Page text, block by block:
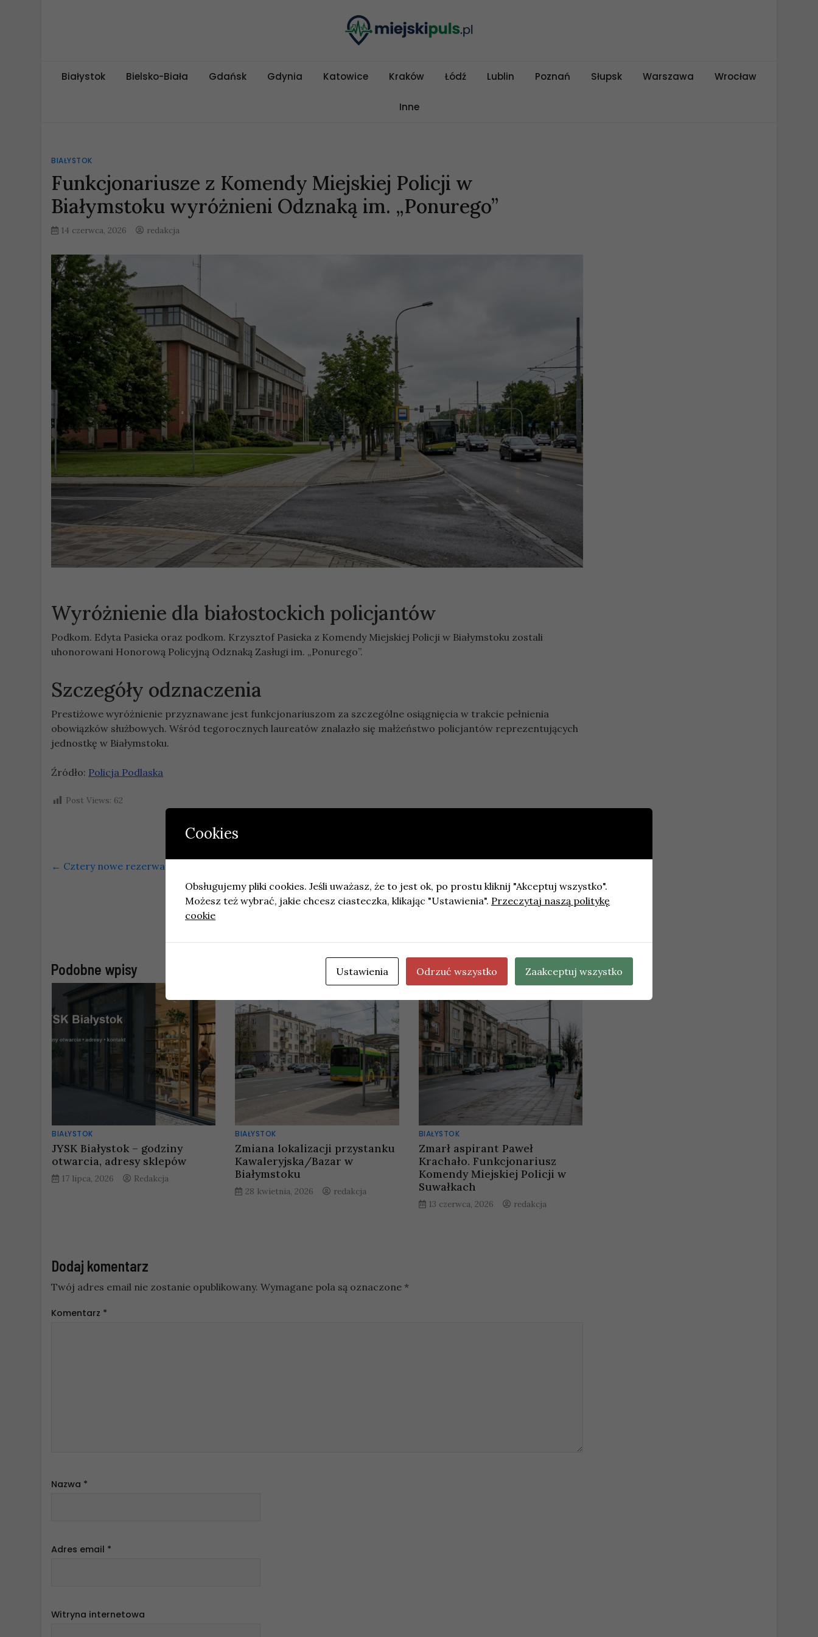
miejskipuls.pl
Białystok Bielsko-Biała Gdańsk Gdynia Katowice Kraków Łódź Lublin Poznań Słupsk Warszawa Wrocław
Inne
BIAŁYSTOK
Funkcjonariusze z Komendy Miejskiej Policji w
Białymstoku wyróżnieni Odznaką im. „Ponurego”
14 czerwca, 2026 redakcja
Wyróżnienie dla białostockich policjantów
Podkom. Edyta Pasieka oraz podkom. Krzysztof Pasieka z Komendy Miejskiej Policji w Białymstoku zostali
uhonorowani Honorową Policyjną Odznaką Zasługi im. „Ponurego”.
Szczegóły odznaczenia
Prestiżowe wyróżnienie przyznawane jest funkcjonariuszom za szczególne osiągnięcia w trakcie pełnienia
obowiązków służbowych. Wśród tegorocznych laureatów znalazło się małżeństwo policjantów reprezentujących
jednostkę w Białymstoku.
Źródło: Policja Podlaska
Post Views: 62
← Cztery nowe rezerwaty przyrody w Górach Wałbrzyskich i Kamiennych
Podobne wpisy
BIAŁYSTOK
JYSK Białystok – godziny
otwarcia, adresy sklepów
17 lipca, 2026 Redakcja
BIAŁYSTOK
Zmiana lokalizacji przystanku
Kawaleryjska/Bazar w
Białymstoku
28 kwietnia, 2026 redakcja
BIAŁYSTOK
Zmarł aspirant Paweł
Krachało. Funkcjonariusz
Komendy Miejskiej Policji w
Suwałkach
13 czerwca, 2026 redakcja
Dodaj komentarz
Twój adres email nie zostanie opublikowany. Wymagane pola są oznaczone *
Komentarz *
Nazwa *
Adres email *
Witryna internetowa
Cookies
Obsługujemy pliki cookies. Jeśli uważasz, że to jest ok, po prostu kliknij "Akceptuj wszystko".
Możesz też wybrać, jakie chcesz ciasteczka, klikając "Ustawienia". Przeczytaj naszą politykę
cookie
Ustawienia Odrzuć wszystko Zaakceptuj wszystko